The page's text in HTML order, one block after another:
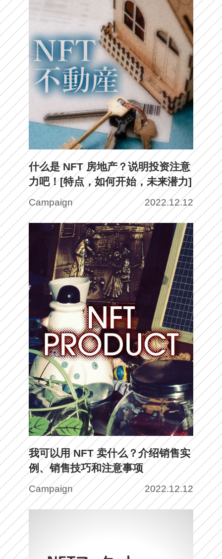
什么是 NFT 房地产？说明投资注意
力吧！[特点，如何开始，未来潜力]
Campaign 2022.12.12
我可以用 NFT 卖什么？介绍销售实
例、销售技巧和注意事项
Campaign 2022.12.12